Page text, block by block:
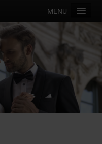
MENU